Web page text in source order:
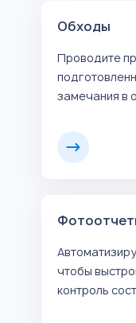
Обходы
Проводите
замечания в
чтобы
контроль